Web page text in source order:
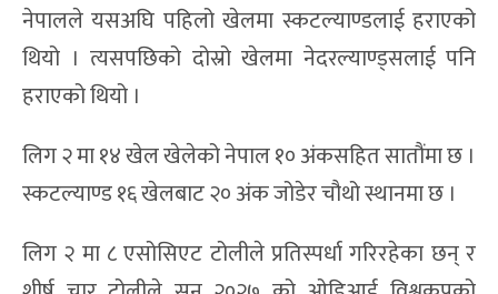
नेपालले यसअघि पहिलो खेलमा स्कटल्याण्डलाई हराएको
थियो । त्यसपछिको दोस्रो खेलमा नेदरल्याण्ड्सलाई पनि
हराएको थियो ।